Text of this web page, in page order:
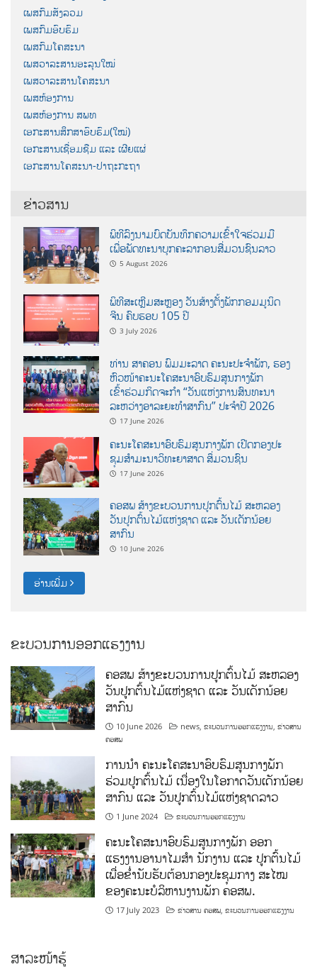
ເພສກົມສັງລວມ
ເພສກົມອົບຮົມ
ເພສກົມໂຄສະນາ
ເພສວາລະສານອະລຸນໃໝ່
ເພສວາລະສານໂຄສະນາ
ເພສຫ້ອງການ
ເພສຫ້ອງການ ສພທ
ເອກະສານສຶກສາອົບຮົມ(ໃໝ່)
ເອກະສານເຊື່ອມຊືມ ແລະ ເຜີຍແຜ່
ເອກະສານໂຄສະນາ-ປາຖະກະຖາ
ຂ່າວສານ
ພິທີລົງນາມບົດບັນທຶກຄວາມເຂົ້າໃຈຮ່ວມມື
ເພື່ອພັດທະນາບຸກຄະລາກອນສື່ມວນຊົນລາວ
5 August 2026
ພິທີສະເຫຼີມສະຫຼອງ ວັນສ້າງຕັ້ງພັກກອມມູນິດ
ຈີນ ຄົບຮອບ 105 ປີ
3 July 2026
ທ່ານ ສາຄອນ ພົມມະລາດ ຄະນະປະຈໍາພັກ, ຮອງ
ຫົວໜ້າຄະນະໂຄສະນາອົບຮົມສູນກາງພັກ
ເຂົ້າຮ່ວມກິດຈະກຳ “ວັນແຫ່ງການສົນທະນາ
ລະຫວ່າງອາລະຍະທຳສາກົນ” ປະຈຳປີ 2026
17 June 2026
ຄະນະໂຄສະນາອົບຮົມສູນກາງພັກ ເປີດກອງປະ
ຊຸມສຳມະນາວິທະຍາສາດ ສຶ່ມວນຊົນ
17 June 2026
ຄອສພ ສ້າງຂະບວນການປູກຕົ້ນໄມ້ ສະຫລອງ
ວັນປູກຕົ້ນໄມ້ແຫ່ງຊາດ ແລະ ວັນເດັກນ້ອຍ
ສາກົນ
10 June 2026
ອ່ານເພີ່ມ
ຂະບວນການອອກແຮງງານ
ຄອສພ ສ້າງຂະບວນການປູກຕົ້ນໄມ້ ສະຫລອງ
ວັນປູກຕົ້ນໄມ້ແຫ່ງຊາດ ແລະ ວັນເດັກນ້ອຍ
ສາກົນ
10 June 2026 news,ຂະບວນການອອກແຮງງານ,ຂ່າວສານ
ຄອສພ
ການນໍາ ຄະນະໂຄສະນາອົບຮົມສູນກາງພັກ
ຮ່ວມປູກຕົ້ນໄມ້ ເນື່ອງໃນໂອກາດວັນເດັກນ້ອຍ
ສາກົນ ແລະ ວັນປູກຕົ້ນໄມ້ແຫ່ງຊາດລາວ
1 June 2024 ຂະບວນການອອກແຮງງານ
ຄະນະໂຄສະນາອົບຮົມສູນກາງພັກ ອອກ
ແຮງງານອານາໄມສໍາ ນັກງານ ແລະ ປູກຕົ້ນໄມ້
ເພື່ອຂໍ່ານັບຮັບຕ້ອນກອງປະຊຸມກາງ ສະໄໝ
ຂອງຄະນະບໍລິຫານງານພັກ ຄອສພ.
17 July 2023 ຂ່າວສານ ຄອສພ,ຂະບວນການອອກແຮງງານ
ສາລະໜ້າຮູ້